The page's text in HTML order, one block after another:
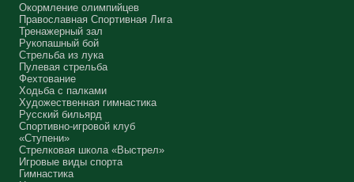
Окормление олимпийцев
Православная Спортивная Лига
Тренажерный зал
Рукопашный бой
Стрельба из лука
Пулевая стрельба
Фехтование
Ходьба с палками
Художественная гимнастика
Русский бильярд
Спортивно-игровой клуб
«Ступени»
Стрелковая школа «Выстрел»
Игровые виды спорта
Гимнастика